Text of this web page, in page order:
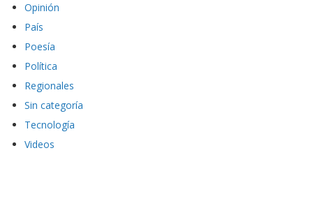
Opinión
País
Poesía
Política
Regionales
Sin categoría
Tecnología
Videos